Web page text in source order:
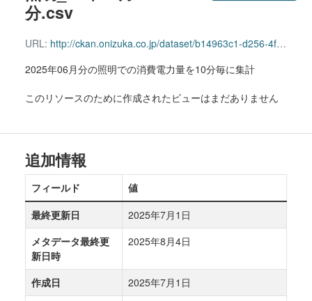
分.csv
URL: http://ckan.onizuka.co.jp/dataset/b14963c1-d256-4fad-8d6b-d0887577ed25/resource/664d21fd-8a80-4c88-abcd-5c2525a0fb35/download/illumination_2506.csv
2025年06月分の照明での消費電力量を10分毎に集計
このリソースのために作成されたビューはまだありません
追加情報
フィールド
値
最終更新日
2025年7月1日
メタデータ最終更
新日時
2025年8月4日
作成日
2025年7月1日